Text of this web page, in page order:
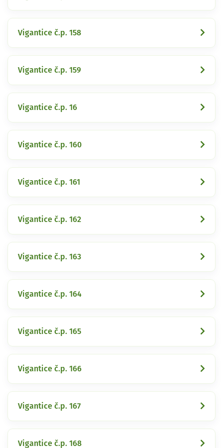
Vigantice č.p. 158
Vigantice č.p. 159
Vigantice č.p. 16
Vigantice č.p. 160
Vigantice č.p. 161
Vigantice č.p. 162
Vigantice č.p. 163
Vigantice č.p. 164
Vigantice č.p. 165
Vigantice č.p. 166
Vigantice č.p. 167
Vigantice č.p. 168